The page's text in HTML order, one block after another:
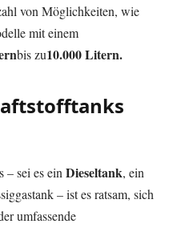
von Möglichkeiten, wie
mit einem
bis zu10.000 Litern.
– sei es einDieseltank, ein
– ist es ratsam, sich
umfassende